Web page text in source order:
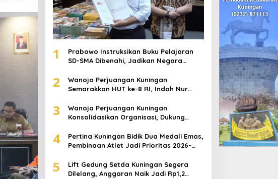
1
Prabowo Instruksikan Buku Pelajaran
SD-SMA Dibenahi, Jadikan Negara
2
Wanoja Perjuangan Kuningan
Semarakkan HUT ke-8 RI, Indah Nur
Berdaya
3
Wanoja Perjuangan Kuningan
Konsolidasikan Organisasi, Dukung
4
Pertina Kuningan Bidik Dua Medali Emas,
Pembinaan Atlet Jadi Prioritas 2026-
5
Lift Gedung Setda Kuningan Segera
Dilelang, Anggaran Naik Jadi Rp1,2